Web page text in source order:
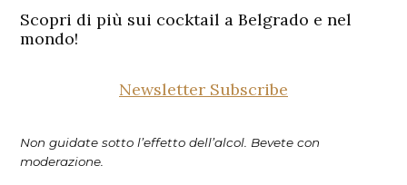
Scopri di più sui cocktail a Belgrado e nel
mondo!
Newsletter Subscribe
Non guidate sotto l’effetto dell’alcol. Bevete con
moderazione.